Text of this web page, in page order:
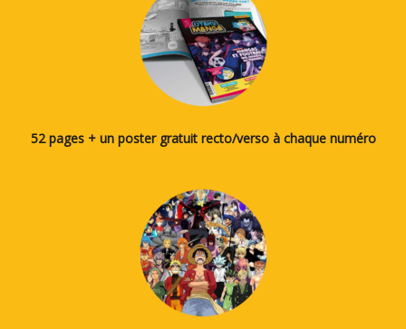
52 pages + un poster gratuit recto/verso à chaque numéro